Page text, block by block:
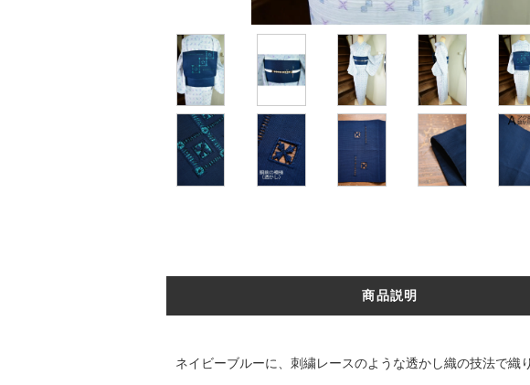
商品説明
ネイビーブルーに、刺繍レースのような透かし織の技法で織